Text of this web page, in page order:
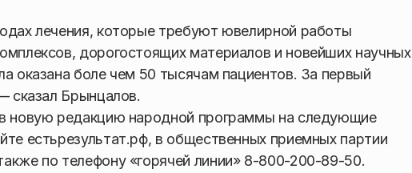
лечения, которые требуют ювелирной работы
дорогостоящих материалов и новейших научных
оказана боле чем 50 тысячам пациентов. За первый
сказал Брынцалов.
новую редакцию народной программы на следующие
естьрезультат.рф, в общественных приемных партии
по телефону «горячей линии» 8-800-200-89-50.